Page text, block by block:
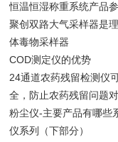
恒温恒湿称重系统产品
聚创双路大气采样器是
体毒物采样器
COD测定仪的优势
24通道农药残留检测仪
全，防止农药残留问题
粉尘仪-主要产品有哪些
仪系列（下部分）